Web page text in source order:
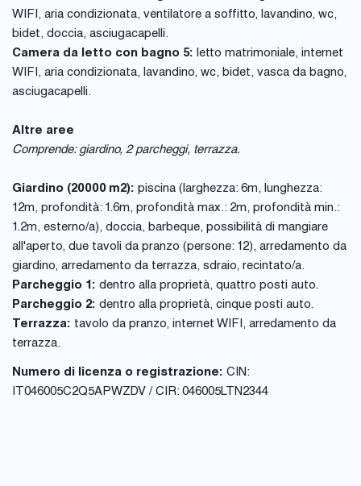
WIFI, aria condizionata, ventilatore a soffitto, lavandino, wc,
bidet, doccia, asciugacapelli.
Camera da letto con bagno 5: letto matrimoniale, internet
WIFI, aria condizionata, lavandino, wc, bidet, vasca da bagno,
asciugacapelli.
Altre aree
Comprende: giardino, 2 parcheggi, terrazza.
Giardino (20000 m2): piscina (larghezza: 6m, lunghezza:
12m, profondità: 1.6m, profondità max.: 2m, profondità min.:
1.2m, esterno/a), doccia, barbeque, possibilità di mangiare
all'aperto, due tavoli da pranzo (persone: 12), arredamento da
giardino, arredamento da terrazza, sdraio, recintato/a.
Parcheggio 1: dentro alla proprietà, quattro posti auto.
Parcheggio 2: dentro alla proprietà, cinque posti auto.
Terrazza: tavolo da pranzo, internet WIFI, arredamento da
terrazza.
Numero di licenza o registrazione: CIN:
IT046005C2Q5APWZDV / CIR: 046005LTN2344